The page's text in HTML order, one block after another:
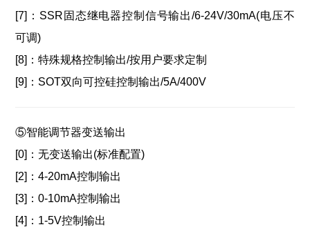
[7]： SSR固态继电器控制信号输出/6-24V/30mA(电压不
可调)
[8]：特殊规格控制输出/按用户要求定制
[9]： SOT双向可控硅控制输出/5A/400V
⑤智能调节器变送输出
[0]：无变送输出(标准配置)
[2]：4-20mA控制输出
[3]：0-10mA控制输出
[4]： 1-5V控制输出